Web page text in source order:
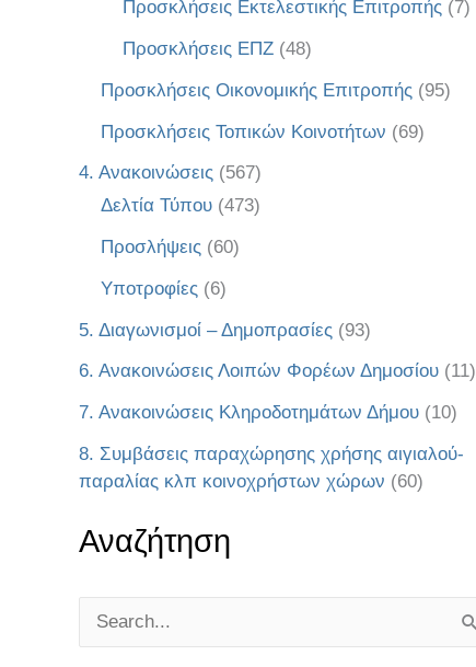
Προσκλήσεις Εκτελεστικής Επιτροπής (7)
Προσκλήσεις ΕΠΖ (48)
Προσκλήσεις Οικονομικής Επιτροπής (95)
Προσκλήσεις Τοπικών Κοινοτήτων (69)
4. Ανακοινώσεις (567)
Δελτία Τύπου (473)
Προσλήψεις (60)
Υποτροφίες (6)
5. Διαγωνισμοί – Δημοπρασίες (93)
6. Ανακοινώσεις Λοιπών Φορέων Δημοσίου (11)
7. Ανακοινώσεις Κληροδοτημάτων Δήμου (10)
8. Συμβάσεις παραχώρησης χρήσης αιγιαλού-
παραλίας κλπ κοινοχρήστων χώρων (60)
Αναζήτηση